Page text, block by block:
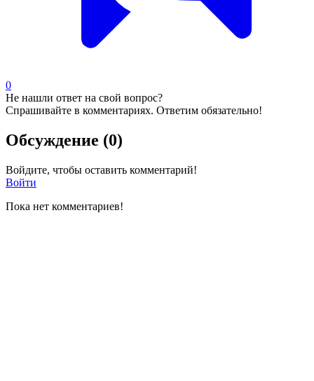
0
Не нашли ответ на свой вопрос?
Спрашивайте в комментариях. Ответим обязательно!
Обсуждение (0)
Войдите, чтобы оставить комментарий!
Войти
Пока нет комментариев!